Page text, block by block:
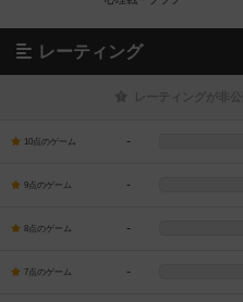
レーティング
10点のゲーム -
9点のゲーム -
8点のゲーム -
7点のゲーム -